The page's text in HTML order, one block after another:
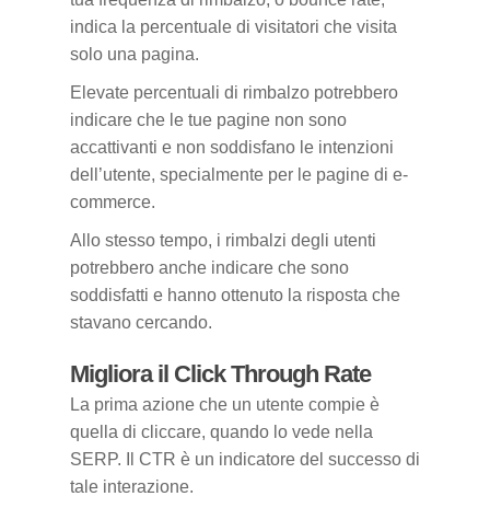
indica la percentuale di visitatori che visita
solo una pagina.
Elevate percentuali di rimbalzo potrebbero
indicare che le tue pagine non sono
accattivanti e non soddisfano le intenzioni
dell’utente, specialmente per le pagine di e-
commerce.
Allo stesso tempo, i rimbalzi degli utenti
potrebbero anche indicare che sono
soddisfatti e hanno ottenuto la risposta che
stavano cercando.
Migliora il Click Through Rate
La prima azione che un utente compie è
quella di cliccare, quando lo vede nella
SERP. Il CTR è un indicatore del successo di
tale interazione.